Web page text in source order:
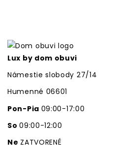
Lux by dom obuvi
Námestie slobody 27/14
Humenné 06601
Pon-Pia 09:00-17:00
So09:00-12:00
Ne ZATVORENÉ